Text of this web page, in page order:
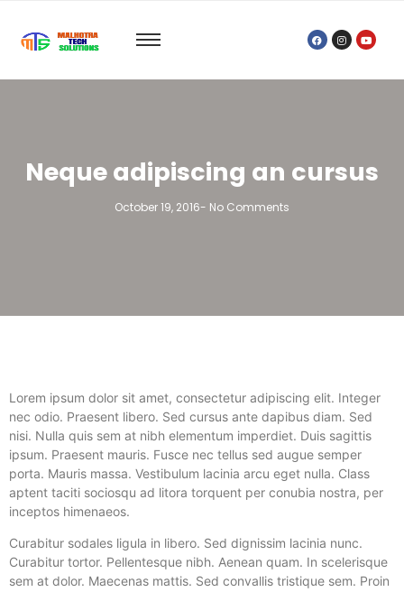
Neque adipiscing an cursus
October 19, 2016- No Comments
Lorem ipsum dolor sit amet, consectetur adipiscing elit. Integer
nec odio. Praesent libero. Sed cursus ante dapibus diam. Sed
nisi. Nulla quis sem at nibh elementum imperdiet. Duis sagittis
ipsum. Praesent mauris. Fusce nec tellus sed augue semper
porta. Mauris massa. Vestibulum lacinia arcu eget nulla. Class
aptent taciti sociosqu ad litora torquent per conubia nostra, per
inceptos himenaeos.
Curabitur sodales ligula in libero. Sed dignissim lacinia nunc.
Curabitur tortor. Pellentesque nibh. Aenean quam. In scelerisque
sem at dolor. Maecenas mattis. Sed convallis tristique sem. Proin